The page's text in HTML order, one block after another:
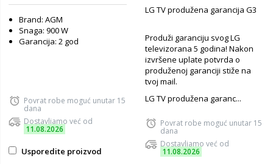
Brand: AGM
Snaga: 900 W
Garancija: 2 god
Povrat robe moguć unutar 15
dana
Dostavljamo već od
11.08.2026
Usporedite proizvod
LG TV produžena garancija G3
Produži garanciju svog LG
televizorana 5 godina! Nakon
izvršene uplate potvrda o
produženoj garanciji stiže na
tvoj mail.
LG TV produžena garanc...
Povrat robe moguć unutar 15
dana
Dostavljamo već od
11.08.2026